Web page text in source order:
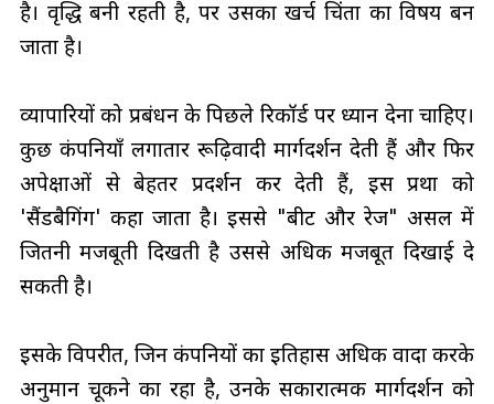
है। वृद्धि बनी रहती है, पर उसका खर्च चिंता का विषय बन
जाता है।
व्यापारियों को प्रबंधन के पिछले रिकॉर्ड पर ध्यान देना चाहिए।
कुछ कंपनियाँ लगातार रूढ़िवादी मार्गदर्शन देती हैं और फिर
अपेक्षाओं से बेहतर प्रदर्शन कर देती हैं, इस प्रथा को
'सैंडबैगिंग' कहा जाता है। इससे "बीट और रेज" असल में
जितनी मजबूती दिखती है उससे अधिक मजबूत दिखाई दे
सकती है।
इसके विपरीत, जिन कंपनियों का इतिहास अधिक वादा करके
अनुमान चूकने का रहा है, उनके सकारात्मक मार्गदर्शन को